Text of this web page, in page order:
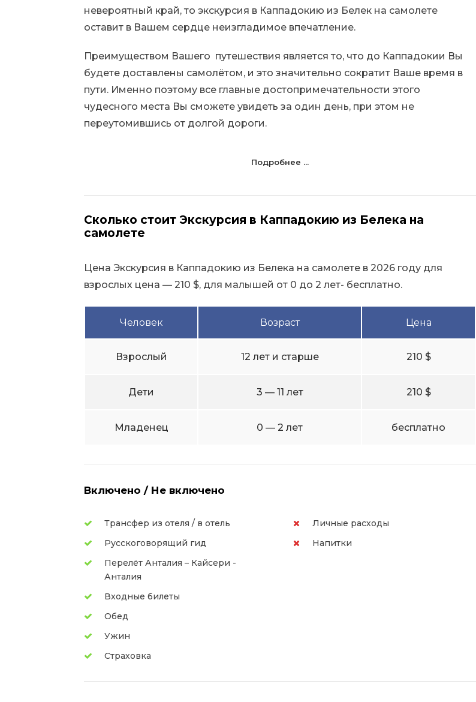
невероятный край, то экскурсия в Каппадокию из Белек на самолете
оставит в Вашем сердце неизгладимое впечатление.
Преимуществом Вашего путешествия является то, что до Каппадокии Вы
будете доставлены самолётом, и это значительно сократит Ваше время в
пути. Именно поэтому все главные достопримечательности этого
чудесного места Вы сможете увидеть за один день, при этом не
переутомившись от долгой дороги.
Подробнее ...
Сколько стоит Экскурсия в Каппадокию из Белека на
самолете
Цена Экскурсия в Каппадокию из Белека на самолете в 2026 году для
взрослых цена — 210 $, для малышей от 0 до 2 лет- бесплатно.
Человек Возраст Цена
Взрослый 12 лет и старше 210 $
Дети 3 — 11 лет 210 $
Младенец 0 — 2 лет бесплатно
Включено / Не включено
Трансфер из отеля / в отель
Русскоговорящий гид
Перелёт Анталия – Кайсери -
Анталия
Входные билеты
Обед
Ужин
Страховка
Личные расходы
Напитки